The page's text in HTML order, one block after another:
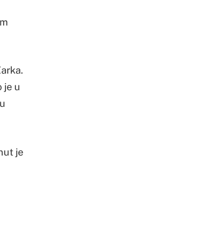
je u
je